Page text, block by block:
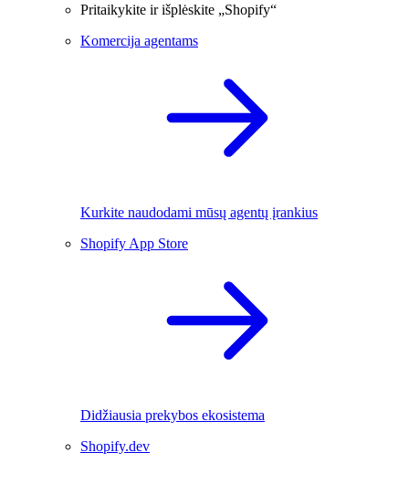
Pritaikykite ir išplėskite „Shopify“
Komercija agentams
Kurkite naudodami mūsų agentų įrankius
Shopify App Store
Didžiausia prekybos ekosistema
Shopify.dev